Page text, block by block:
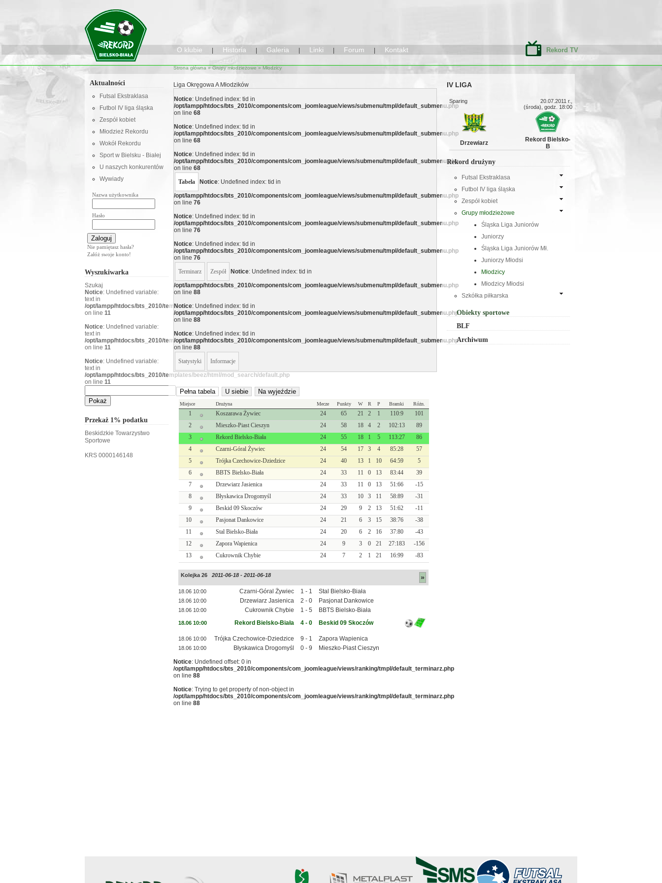
O klubie Historia Galeria Linki Forum Kontakt Rekord TV
Aktualności
Futsal Ekstraklasa
Futbol IV liga śląska
Zespół kobiet
Młodzież Rekordu
Wokół Rekordu
Sport w Bielsku - Białej
U naszych konkurentów
Wywiady
Nazwa użytkownika
Hasło
Nie pamiętasz hasła?
Załóż swoje konto!
Wyszukiwarka
Szukaj
Notice: Undefined variable:
text in
/opt/lampp/htdocs/bts_2010/templates/beez/html/mod_search/default.php
on line 11
Notice: Undefined variable:
text in
/opt/lampp/htdocs/bts_2010/templates/beez/html/mod_search/default.php
on line 11
Notice: Undefined variable:
text in
/opt/lampp/htdocs/bts_2010/templates/beez/html/mod_search/default.php
on line 11
Przekaż 1% podatku
Beskidzkie Towarzystwo
Sportowe
KRS 0000146148
Strona główna »Grupy młodzieżowe » Młodzicy
Liga Okręgowa A Młodzików
Notice: Undefined index: tid in
/opt/lampp/htdocs/bts_2010/components/com_joomleague/views/submenu/tmpl/default_submenu.php
on line 68
Notice: Undefined index: tid in
/opt/lampp/htdocs/bts_2010/components/com_joomleague/views/submenu/tmpl/default_submenu.php
on line 68
Notice: Undefined index: tid in
/opt/lampp/htdocs/bts_2010/components/com_joomleague/views/submenu/tmpl/default_submenu.php
on line 68
Tabela
Notice: Undefined index: tid in
/opt/lampp/htdocs/bts_2010/components/com_joomleague/views/submenu/tmpl/default_submenu.php
on line 76
Notice: Undefined index: tid in
/opt/lampp/htdocs/bts_2010/components/com_joomleague/views/submenu/tmpl/default_submenu.php
on line 76
Notice: Undefined index: tid in
/opt/lampp/htdocs/bts_2010/components/com_joomleague/views/submenu/tmpl/default_submenu.php
on line 76
Terminarz
Zespół Notice: Undefined index: tid in
/opt/lampp/htdocs/bts_2010/components/com_joomleague/views/submenu/tmpl/default_submenu.php
on line 88
Notice: Undefined index: tid in
/opt/lampp/htdocs/bts_2010/components/com_joomleague/views/submenu/tmpl/default_submenu.php
on line 88
Notice: Undefined index: tid in
/opt/lampp/htdocs/bts_2010/components/com_joomleague/views/submenu/tmpl/default_submenu.php
on line 88
Statystyki
Informacje
Pełna tabela U siebie Na wyjeździe
Miejsce Drużyna Mecze Punkty W R P Bramki Różn.
1 Koszarawa Żywiec 24 65 21 2 1 110:9
101
2
Mieszko-Piast Cieszyn 24 58 18 4 2 102:13
89
3
Rekord Bielsko-Biała 24 55 18 1 5 113:27
86
4
Czarni-Góral Żywiec 24 54 17 3 4 85:28
57
5
Trójka Czechowice-Dziedzice 24 40 13 1 10 64:59
5
6
BBTS Bielsko-Biała 24 33 11 0 13 83:44
39
7
Drzewiarz Jasienica 24 33 11 0 13 51:66
-15
8
Błyskawica Drogomyśl 24 33 10 3 11 58:89
-31
9
Beskid 09 Skoczów 24 29 9 2 13 51:62
-11
10
Pasjonat Dankowice 24 21 6 3 15 38:76
-38
11
Stal Bielsko-Biała 24 20 6 2 16 37:80
-43
12
Zapora Wapienica 24 9 3 0 21 27:183
-156
13
Cukrownik Chybie 24 7 2 1 21 16:99 -83
Kolejka 26 2011-06-18 - 2011-06-18 »
18.06 10:00 Czarni-Góral Żywiec 1 - 1 Stal Bielsko-Biała
18.06 10:00 Drzewiarz Jasienica 2 - 0 Pasjonat Dankowice
18.06 10:00 Cukrownik Chybie 1 - 5 BBTS Bielsko-Biała
18.06 10:00 Rekord Bielsko-Biała 4 - 0 Beskid 09 Skoczów
18.06 10:00 Trójka Czechowice-Dziedzice 9 - 1 Zapora Wapienica
18.06 10:00 Błyskawica Drogomyśl 0 - 9
Mieszko-Piast Cieszyn
Notice: Undefined offset: 0 in
/opt/lampp/htdocs/bts_2010/components/com_joomleague/views/ranking/tmpl/default_terminarz.php
on line 88
Notice: Trying to get property of non-object in
/opt/lampp/htdocs/bts_2010/components/com_joomleague/views/ranking/tmpl/default_terminarz.php
on line 88
IV LIGA
Sparing
20.07.2011 r.,
(środa), godz. 18:00
Drzewiarz
Rekord Bielsko-
B
Rekord drużyny
Futsal Ekstraklasa
Futbol IV liga śląska
Zespół kobiet
Grupy młodzieżowe
Śląska Liga Juniorów
Juniorzy
Śląska Liga Juniorów Mł.
Juniorzy Młodsi
Młodzicy
Młodzicy Młodsi
Szkółka piłkarska
Obiekty sportowe
BLF
Archiwum